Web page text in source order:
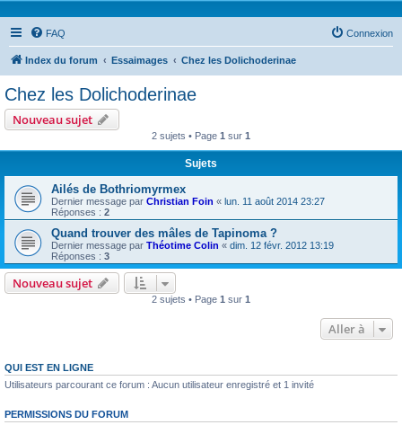
FAQ Connexion
Index du forum Essaimages Chez les Dolichoderinae
Chez les Dolichoderinae
Nouveau sujet
2 sujets • Page 1 sur 1
Sujets
Ailés de Bothriomyrmex
Dernier message par Christian Foin « lun. 11 août 2014 23:27
Réponses : 2
Quand trouver des mâles de Tapinoma ?
Dernier message par Théotime Colin « dim. 12 févr. 2012 13:19
Réponses : 3
Nouveau sujet
2 sujets • Page 1 sur 1
Aller à
QUI EST EN LIGNE
Utilisateurs parcourant ce forum : Aucun utilisateur enregistré et 1 invité
PERMISSIONS DU FORUM